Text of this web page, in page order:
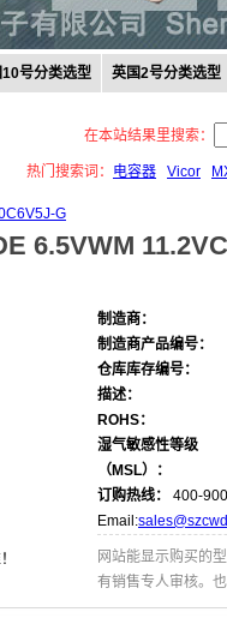
号分类选型 英国2号分类选型
在本站结果里搜索：
热门搜索词： 电容器 Vicor
G
6.5VWM
制造商：
制造商产品编号：
仓库库存编号：
描述：
ROHS：
湿气敏感性等级
（MSL）：
订购热线：
400-
Email:
网站能显示购买的
有销售专人审核。